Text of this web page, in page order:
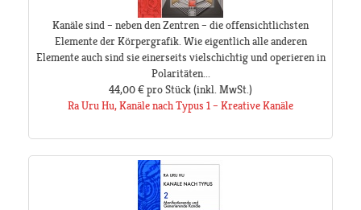
Kanäle sind – neben den Zentren – die offensichtlichsten
Elemente der Körpergrafik. Wie eigentlich alle anderen
Elemente auch sind sie einerseits vielschichtig und operieren in
Polaritäten...
44,00 €pro Stück(inkl. MwSt.)
Ra Uru Hu, Kanäle nach Typus 1 – Kreative Kanäle